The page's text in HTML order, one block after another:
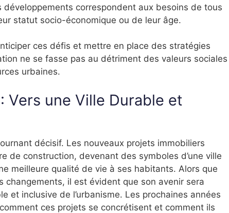
développements correspondent aux besoins de tous
statut socio-économique ou de leur âge.
ces défis et mettre en place des stratégies
ne se fasse pas au détriment des valeurs sociales
urbaines.
Vers une Ville Durable et
décisif. Les nouveaux projets immobiliers
de construction, devenant des symboles d’une ville
meilleure qualité de vie à ses habitants. Alors que
changements, il est évident que son avenir sera
et inclusive de l’urbanisme. Les prochaines années
ces projets se concrétisent et comment ils